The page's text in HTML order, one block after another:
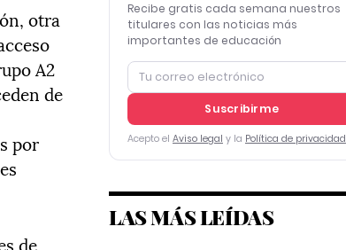
otra
A2
de
por
de
Recibe gratis cada semana nuestros
titulares con las noticias más
importantes de educación
Suscribirme
Acepto el Aviso legal y la Política de privacidad
LAS MÁS LEÍDAS